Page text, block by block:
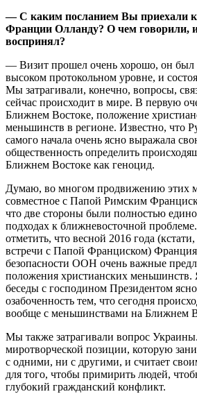
— С каким посланием Вы приехали к
Франции Олланду? О чем говорили, и
воспринял?
— Визит прошел очень хорошо, он был
высоком протокольном уровне, и
Мы затрагивали, конечно, вопросы,
сейчас происходит в мире. В первую
Ближнем Востоке, положение
меньшинств в регионе. Известно, что
самого начала очень ясно выражала
общественность определить
Ближнем Востоке как геноцид.
Думаю, во многом продвижению этих
совместное с Папой Римским
что две стороны были полностью
подходах к ближневосточной
отметить, что весной 2016 года
встречи с Папой Франциском)
безопасности ООН очень важные
положения христианских меньшинств.
беседы с господином Президентом
озабоченность тем, что сегодня
вообще с меньшинствами на Ближнем
Мы также затрагивали вопрос
миротворческой позиции, которую
с одними, ни с другими, и считает
для того, чтобы примирить людей,
глубокий гражданский конфликт.